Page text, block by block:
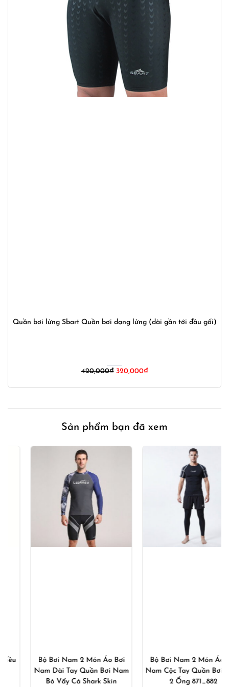
Quần bơi lửng Sbart Quần bơi dạng lửng (dài gần tới đầu gối)
420,000₫ Giá
320,000₫Giá
Sản phẩm bạn đã xem
Bộ Bơi Nam 2 Món Áo Bơi
Nam Dài Tay Quần Bơi Nam
Bó Vẩy Cá Shark Skin
Bộ Bơi Nam 2 Món Áo Bơi
Nam Cộc Tay Quần Bơi Nam
2 Ống 871_882